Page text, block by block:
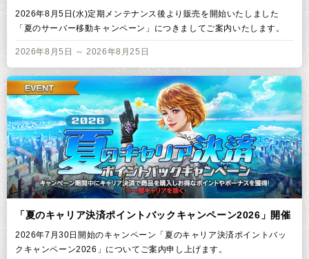
2026年8月5日(水)定期メンテナンス後より販売を開始いたしました
「夏のサーバー移動キャンペーン」につきましてご案内いたします。
2026年8月5日 ～ 2026年8月25日
「夏のキャリア決済ポイントバックキャンペーン2026」開催
2026年7月30日開始のキャンペーン「夏のキャリア決済ポイントバッ
クキャンペーン2026」についてご案内申し上げます。